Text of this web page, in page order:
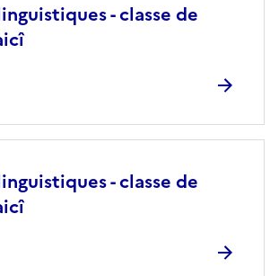
- classe de
- classe de